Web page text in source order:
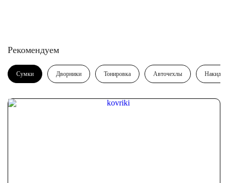
Рекомендуем
Сумки Дворники Тонировка Авточехлы Накидки